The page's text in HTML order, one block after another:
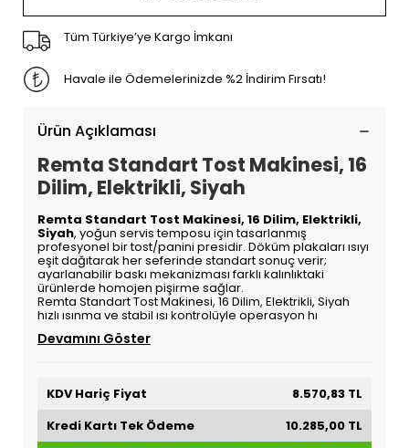
Tüm Türkiye’ye Kargo İmkanı
Havale ile Ödemelerinizde %2 İndirim Fırsatı!
Ürün Açıklaması
Remta Standart Tost Makinesi, 16
Dilim, Elektrikli, Siyah
Remta Standart Tost Makinesi, 16 Dilim, Elektrikli,
Siyah, yoğun servis temposu için tasarlanmış
profesyonel bir tost/panini presidir. Döküm plakaları ısıyı
eşit dağıtarak her seferinde standart sonuç verir;
ayarlanabilir baskı mekanizması farklı kalınlıktaki
ürünlerde homojen pişirme sağlar.
Remta Standart Tost Makinesi, 16 Dilim, Elektrikli, Siyah
hızlı ısınma ve stabil ısı kontrolüyle operasyon hı
Devamını Göster
KDV Hariç Fiyat
8.570,83 TL
Kredi Kartı Tek Ödeme
10.285,00 TL